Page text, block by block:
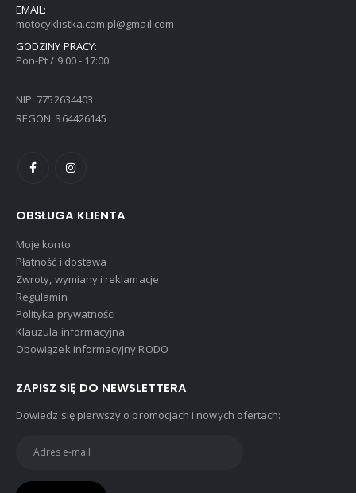
EMAIL:
motocyklistka.com.pl@gmail.com
GODZINY PRACY:
Pon-Pt / 9:00 - 17:00
NIP: 7752634403
REGON: 364426145
OBSŁUGA KLIENTA
Moje konto
Płatność i dostawa
Zwroty, wymiany i reklamacje
Regulamin
Polityka prywatności
Klauzula informacyjna
Obowiązek informacyjny RODO
ZAPISZ SIĘ DO NEWSLETTERA
Dowiedz się pierwszy o promocjach i nowych ofertach: